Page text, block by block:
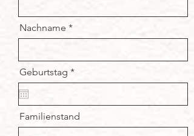
Nachname
Geburtstag *r
e
r
e
Familienstand